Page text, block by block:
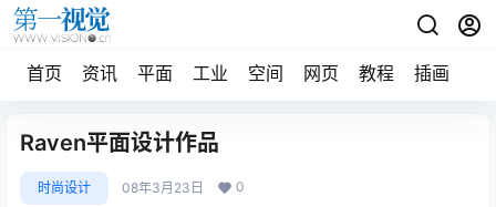
首页 资讯 平面 工业 空间 网页 教程 插画
Raven平面设计作品
时尚设计 08年3月23日 0